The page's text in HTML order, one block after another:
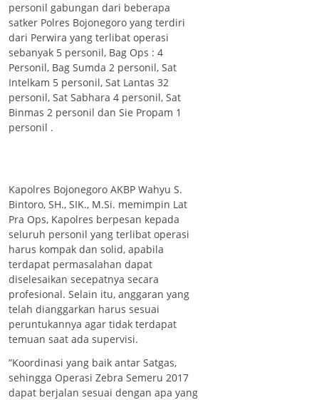
personil gabungan dari beberapa
satker Polres Bojonegoro yang terdiri
dari Perwira yang terlibat operasi
sebanyak 5 personil, Bag Ops : 4
Personil, Bag Sumda 2 personil, Sat
Intelkam 5 personil, Sat Lantas 32
personil, Sat Sabhara 4 personil, Sat
Binmas 2 personil dan Sie Propam 1
personil .
Kapolres Bojonegoro AKBP Wahyu S.
Bintoro, SH., SIK., M.Si. memimpin Lat
Pra Ops, Kapolres berpesan kepada
seluruh personil yang terlibat operasi
harus kompak dan solid, apabila
terdapat permasalahan dapat
diselesaikan secepatnya secara
profesional. Selain itu, anggaran yang
telah dianggarkan harus sesuai
peruntukannya agar tidak terdapat
temuan saat ada supervisi.
”Koordinasi yang baik antar Satgas,
sehingga Operasi Zebra Semeru 2017
dapat berjalan sesuai dengan apa yang